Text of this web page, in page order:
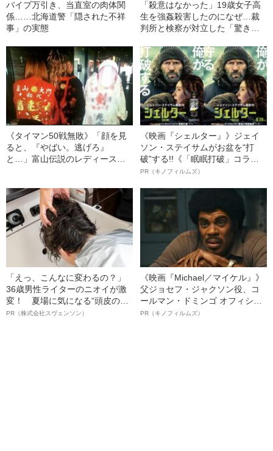
バイブ万引き、当直室の肉体関
係……北海道警「隠された不祥
事」の実態
「殺意はなかった」19歳女子高
生を強姦殺害したのになぜ…裁
判所と検察が対立した「驚きの
《タイマン50戦無敗》「顔を見
ると、『やばい。逃げろ』
と…」富山伝説のレディース初
《映画『シェルター』》ジェイ
ソン・ステイサムがお盆を“打
破”する!!《「眠眠打破」コラ
ボ》
PR（キノフィルムズ）
「えっ、こんなに変わるの？」
36歳男性ライターのニオイが激
変！ 夏場に気になる“頭皮のニ
オイ”や“ベタつき”を解消す
PR（株式会社スヴェンソン）
《映画『Michael／マイケル』》
父ジョセフ・ジャクソン役、コ
ールマン・ドミンゴ オフィシャ
ルインタビュー“観客を魅了した
PR（キノフィルムズ）